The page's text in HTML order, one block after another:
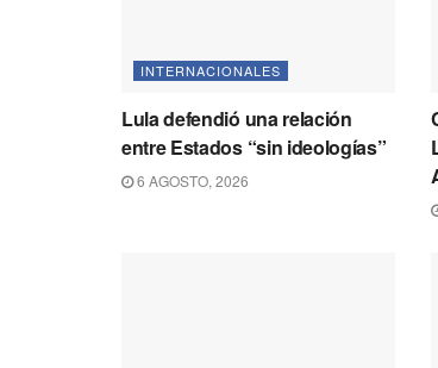
INTERNACIONALES
Lula defendió una relación
entre Estados “sin ideologías”
6 AGOSTO, 2026